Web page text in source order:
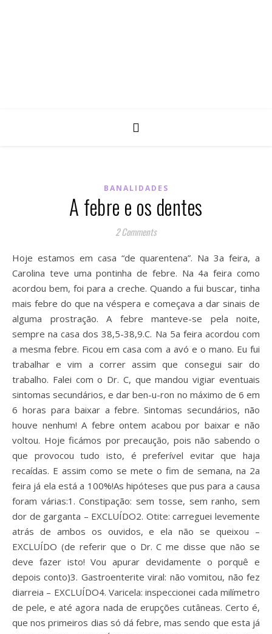
BANALIDADES
A febre e os dentes
2 Comments
Hoje estamos em casa “de quarentena”. Na 3a feira, a
Carolina teve uma pontinha de febre. Na 4a feira como
acordou bem, foi para a creche. Quando a fui buscar, tinha
mais febre do que na véspera e começava a dar sinais de
alguma prostração. A febre manteve-se pela noite,
sempre na casa dos 38,5-38,9.C. Na 5a feira acordou com
a mesma febre. Ficou em casa com a avó e o mano. Eu fui
trabalhar e vim a correr assim que consegui sair do
trabalho. Falei com o Dr. C, que mandou vigiar eventuais
sintomas secundários, e dar ben-u-ron no máximo de 6 em
6 horas para baixar a febre. Sintomas secundários, não
houve nenhum! A febre ontem acabou por baixar e não
voltou. Hoje ficámos por precaução, pois não sabendo o
que provocou tudo isto, é preferível evitar que haja
recaídas. E assim como se mete o fim de semana, na 2a
feira já ela está a 100%!As hipóteses que pus para a causa
foram várias:1. Constipação: sem tosse, sem ranho, sem
dor de garganta – EXCLUÍDO2. Otite: carreguei levemente
atrás de ambos os ouvidos, e ela não se queixou –
EXCLUÍDO (de referir que o Dr. C me disse que não se
deve fazer isto! Vou apurar devidamente o porquê e
depois conto)3. Gastroenterite viral: não vomitou, não fez
diarreia – EXCLUÍDO4. Varicela: inspeccionei cada milímetro
de pele, e até agora nada de erupções cutâneas. Certo é,
que nos primeiros dias só dá febre, mas sendo que esta já